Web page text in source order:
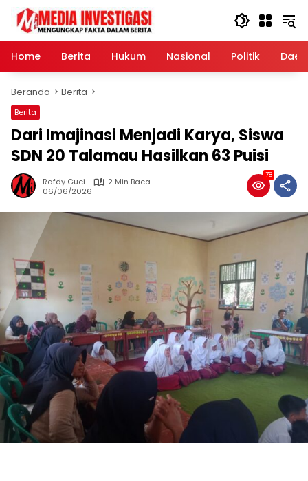
Langsung
konten
Home
Berita Hukum Nasional Politik
Beranda Berita
Berita
Dari Imajinasi Menjadi Karya, Siswa
SDN 20 Talamau Hasilkan 63 Puisi
Rafdy Guci
2 Min Baca
06/06/2026
78